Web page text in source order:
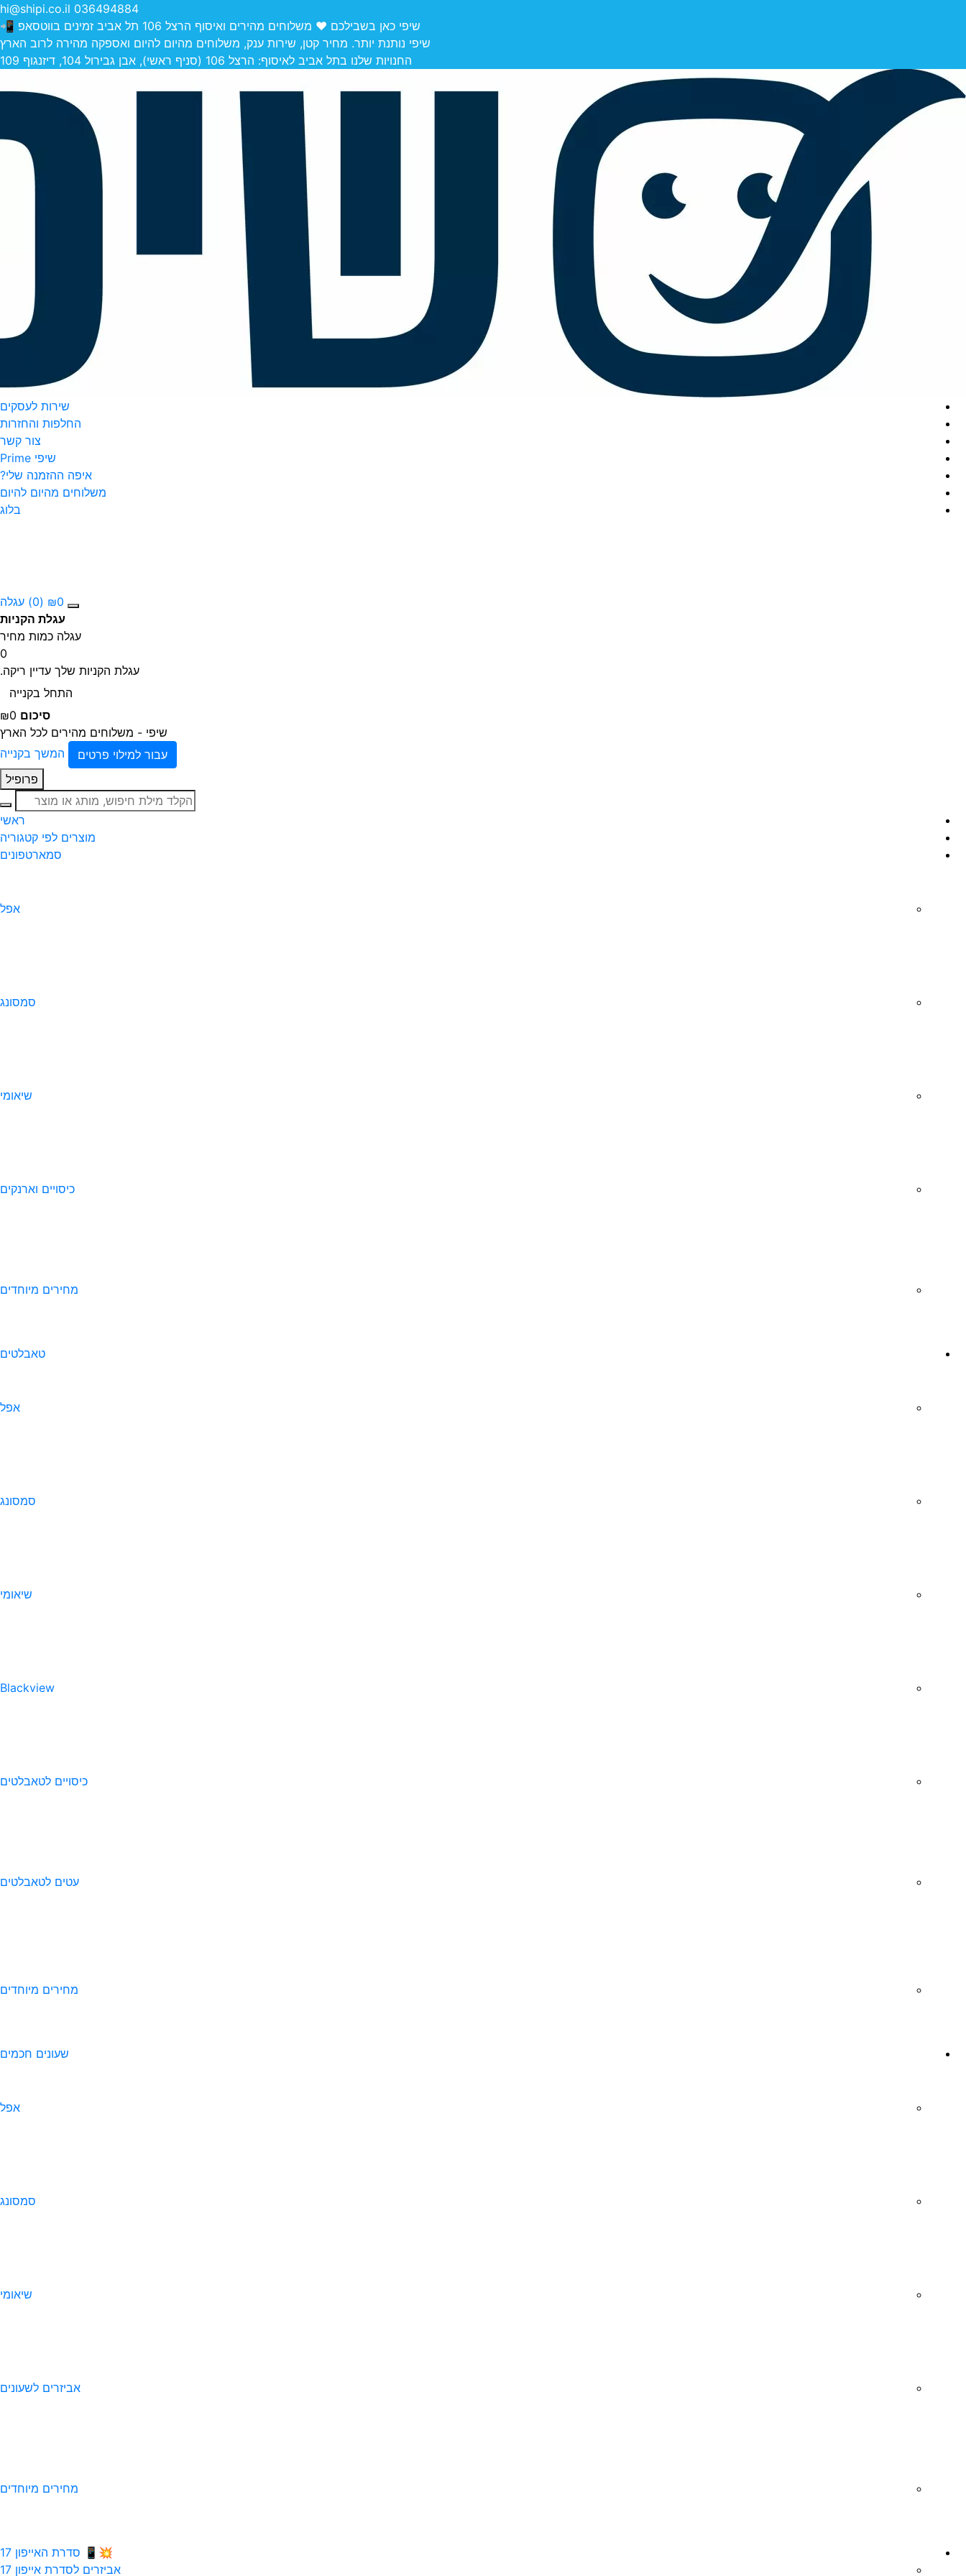
036494884
hi@shipi.co.il
שיפי כאן בשבילכם ❤️ משלוחים מהירים ואיסוף הרצל 106 תל אביב זמינים בווטסאפ 📲
שיפי נותנת יותר. מחיר קטן, שירות ענק, משלוחים מהיום להיום ואספקה מהירה לרוב הארץ
החנויות שלנו בתל אביב לאיסוף: הרצל 106 (סניף ראשי), אבן גבירול 104, דיזנגוף 109
שירות לעסקים
החלפות והחזרות
צור קשר
שיפי Prime
איפה ההזמנה שלי?
משלוחים מהיום להיום
בלוג
₪0
(0)
עגלה
עגלת הקניות
עגלה כמות מחיר
0
עגלת הקניות שלך עדיין ריקה.
התחל בקנייה
סיכום ₪0
שיפי - משלוחים מהירים לכל הארץ
עבור למילוי פרטים
המשך בקנייה
פרופיל
חיפוש
ראשי
מוצרים לפי קטגוריה
סמארטפונים
אפל
סמסונג
שיאומי
כיסויים וארנקים
מחירים מיוחדים
טאבלטים
אפל
סמסונג
שיאומי
Blackview
כיסויים לטאבלטים
עטים לטאבלטים
מחירים מיוחדים
שעונים חכמים
אפל
סמסונג
שיאומי
אביזרים לשעונים
מחירים מיוחדים
💥📱 סדרת האייפון 17
אביזרים לסדרת אייפון 17